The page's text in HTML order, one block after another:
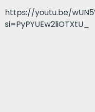
https://youtu.be/
si=PyPYUEw2liOTXtU_